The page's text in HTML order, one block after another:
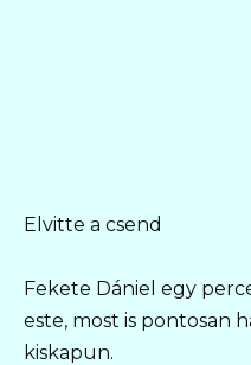
Elvitte a csend
Fekete Dániel egy
este, most is pontosan
kiskapun.